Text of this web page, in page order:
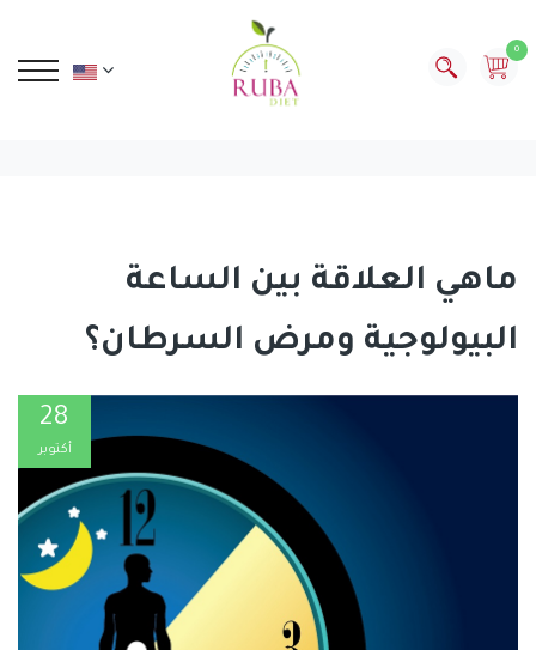
0
ماهي العلاقة بين الساعة
البيولوجية ومرض السرطان؟
28
أكتوبر